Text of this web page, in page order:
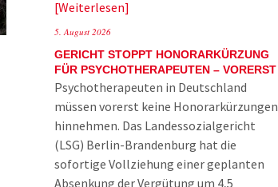
Weiterlesen
5. August 2026
GERICHT STOPPT HONORARKÜRZUNG
FÜR PSYCHOTHERAPEUTEN – VORERST
Psychotherapeuten in Deutschland
müssen vorerst keine Honorarkürzungen
hinnehmen. Das Landessozialgericht
(LSG) Berlin-Brandenburg hat die
sofortige Vollziehung einer geplanten
Absenkung der Vergütung um 4,5